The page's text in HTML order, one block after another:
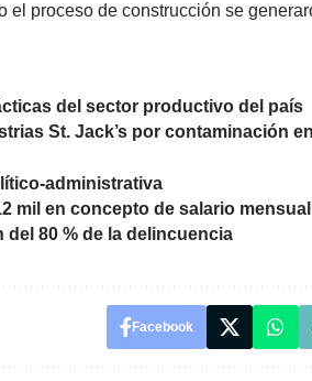
proceso de construcción se
del sector productivo del país
St. Jack’s por contaminación en
administrativa
mil en concepto de salario
80 % de la delincuencia
Facebook